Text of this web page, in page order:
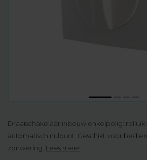
Draaischakelaar inbouw enkelpolig: rolluik
automatisch nulpunt. Geschikt voor
zonwering. Lees meer